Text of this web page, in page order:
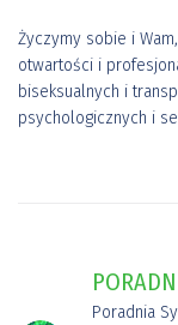
Życzymy sobie i
otwartości i
biseksualnych i
psychologicznych i
Poradnia